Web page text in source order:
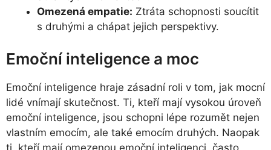
Omezená empatie: Ztráta schopnosti soucítit
s druhými a chápat jejich perspektivy.
Emoční inteligence a moc
Emoční inteligence hraje zásadní roli v tom, jak mocní
lidé vnímají skutečnost. Ti, kteří mají vysokou úroveň
emoční inteligence, jsou schopni lépe rozumět nejen
vlastním emocím, ale také emocím druhých. Naopak